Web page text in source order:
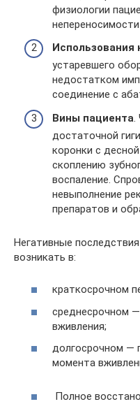
физиологии
Использования
устаревшего
недостатком
соединение с
Вины пациента
достаточной
коронки с
скоплению
воспаление.
невыполнение
препаратов и
Негативные
возникать в:
краткосрочном
среднесрочном —
вживления;
долгосрочном —
момента
Полное